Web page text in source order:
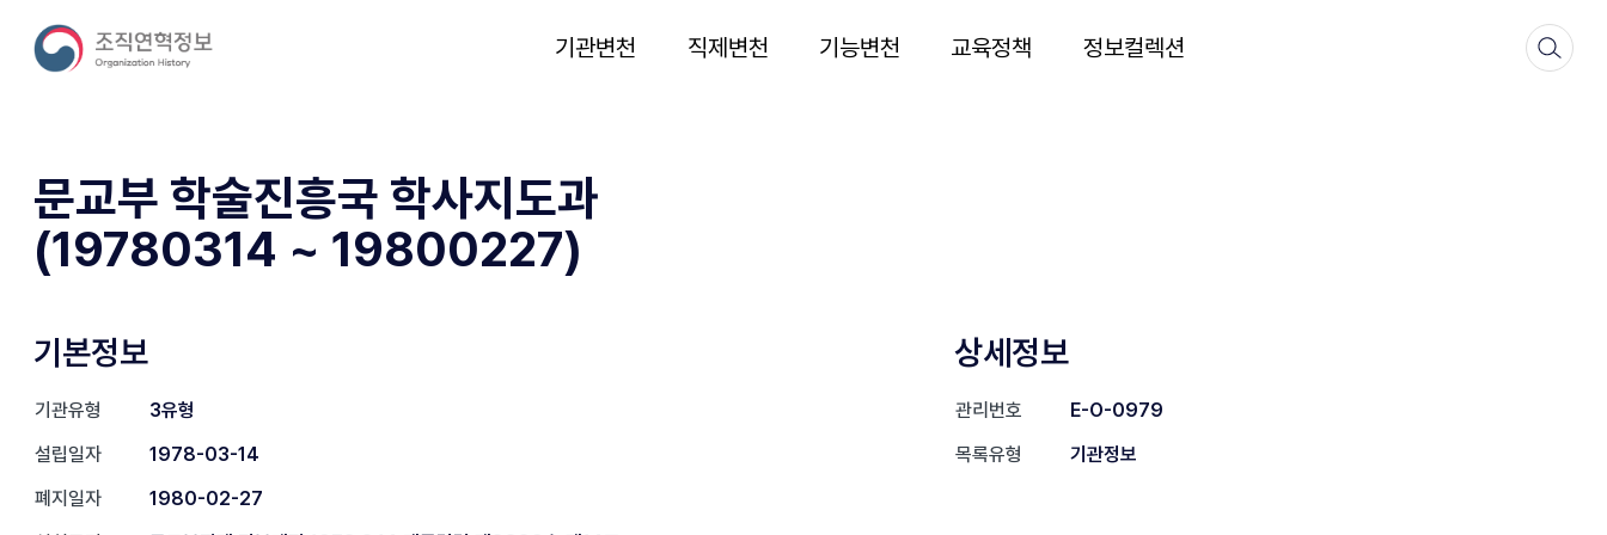
기관변천 직제변천 기능변천 교육정책 정보컬렉션
문교부 학술진흥국 학사지도과
(19780314 ~ 19800227)
기본정보
기관유형
3유형
설립일자
1978-03-14
폐지일자
1980-02-27
상세정보
관리번호
E-O-0979
목록유형
기관정보